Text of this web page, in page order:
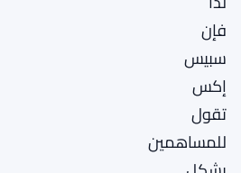
فإن
سبيس
إكس
تقول
للمساهمين